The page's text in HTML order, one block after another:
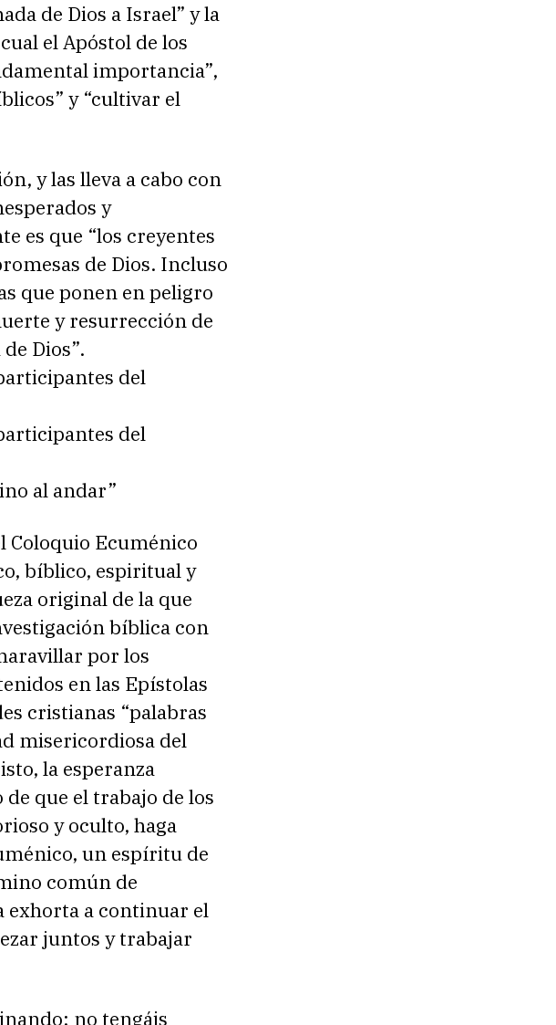
de Dios a Israel” y la
el Apóstol de los
importancia”,
y “cultivar el
y las lleva a cabo con
y
es que “los creyentes
de Dios. Incluso
que ponen en peligro
y resurrección de
Dios”.
del
del
al andar”
Coloquio Ecuménico
bíblico, espiritual y
original de la que
bíblica con
por los
en las Epístolas
cristianas “palabras
misericordiosa del
la esperanza
que el trabajo de los
y oculto, haga
un espíritu de
común de
exhorta a continuar el
juntos y trabajar
no tengáis